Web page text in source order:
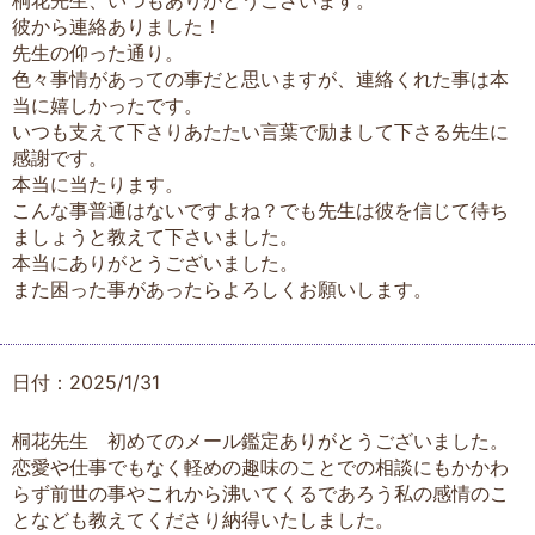
彼から連絡ありました！
先生の仰った通り。
色々事情があっての事だと思いますが、連絡くれた事は本
当に嬉しかったです。
いつも支えて下さりあたたい言葉で励まして下さる先生に
感謝です。
本当に当たります。
こんな事普通はないですよね？でも先生は彼を信じて待ち
ましょうと教えて下さいました。
本当にありがとうございました。
また困った事があったらよろしくお願いします。
日付：2025/1/31
桐花先生 初めてのメール鑑定ありがとうございました。
恋愛や仕事でもなく軽めの趣味のことでの相談にもかかわ
らず前世の事やこれから沸いてくるであろう私の感情のこ
となども教えてくださり納得いたしました。